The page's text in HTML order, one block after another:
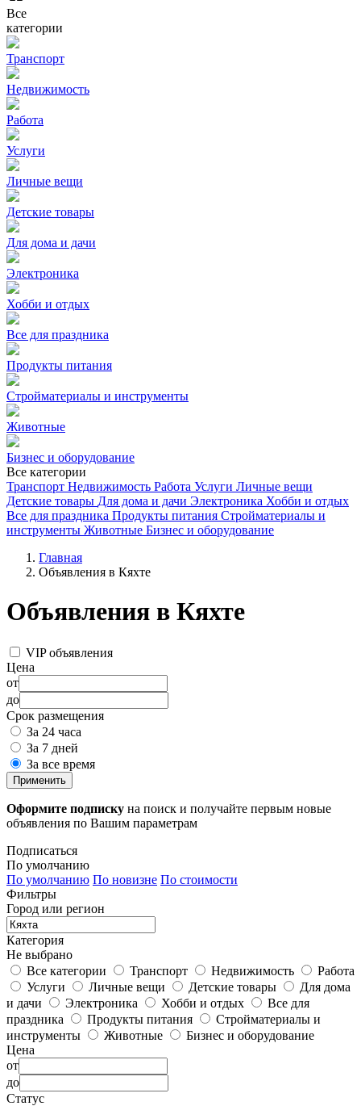
Все
категории
Транспорт
Недвижимость
Работа
Услуги
Личные вещи
Детские товары
Для дома и дачи
Электроника
Хобби и отдых
Все для праздника
Продукты питания
Стройматериалы и инструменты
Животные
Бизнес и оборудование
Все категории
Транспорт Недвижимость Работа Услуги Личные вещи
Детские товары Для дома и дачи Электроника Хобби и отдых
Все для праздника Продукты питания Стройматериалы и
инструменты Животные Бизнес и оборудование
Главная
Объявления в Кяхте
Объявления в Кяхте
VIP объявления
Цена
от
до
Срок размещения
За 24 часа
За 7 дней
За все время
Применить
Оформите подписку на поиск и получайте первым новые
объявления по Вашим параметрам
Подписаться
По умолчанию
По умолчанию По новизне По стоимости
Фильтры
Город или регион
Категория
Не выбрано
Все категории
Транспорт Недвижимость
Работа
Услуги
Личные вещи Детские товары
Для дома
и дачи
Электроника Хобби и отдых
Все для
праздника
Продукты питания
Стройматериалы и
инструменты
Животные
Бизнес и оборудование
Цена
от
до
Статус